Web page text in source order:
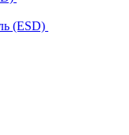
(ESD)